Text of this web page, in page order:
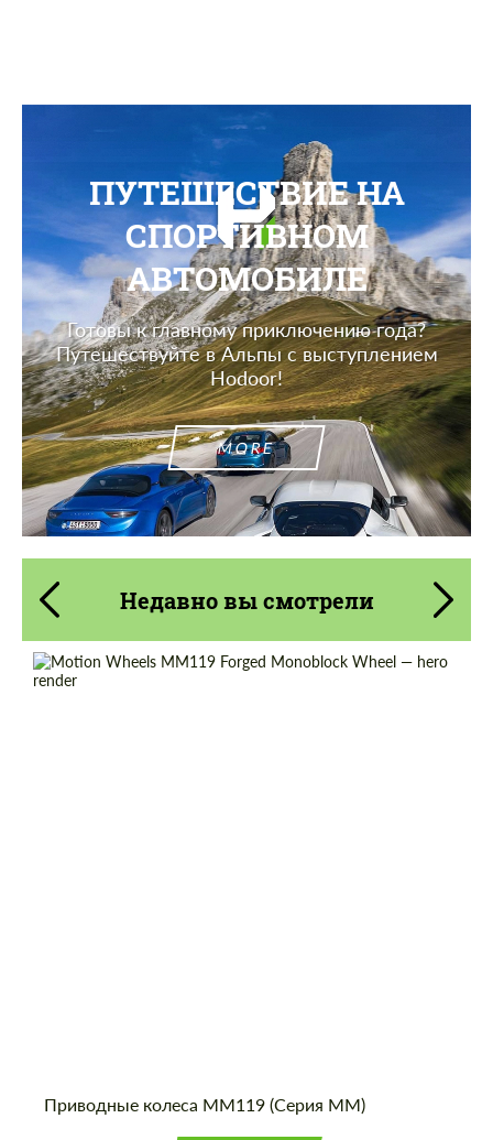
ПУТЕШЕСТВИЕ НА
СПОРТИВНОМ
АВТОМОБИЛЕ
Готовы к главному приключению года?
Путешествуйте в Альпы с выступлением
Hodoor!
MORE
Недавно вы смотрели
Приводные колеса MM119 (Серия ММ)